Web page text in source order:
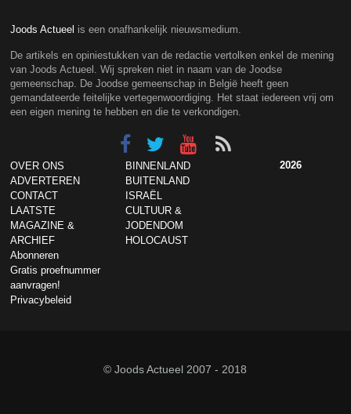
Joods Actueel is een onafhankelijk nieuwsmedium.
De artikels en opiniestukken van de redactie vertolken enkel de mening
van Joods Actueel. Wij spreken niet in naam van de Joodse
gemeenschap. De Joodse gemeenschap in België heeft geen
gemandateerde feitelijke vertegenwoordiging. Het staat iedereen vrij om
een eigen mening te hebben en die te verkondigen.
OVER ONS
ADVERTEREN
CONTACT
LAATSTE
MAGAZINE &
ARCHIEF
Abonneren
Gratis proefnummer
aanvragen!
Privacybeleid
BINNENLAND
BUITENLAND
ISRAËL
CULTUUR &
JODENDOM
HOLOCAUST
2026
© Joods Actueel 2007 - 2018